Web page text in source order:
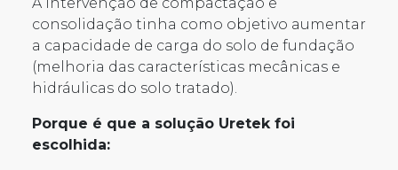
A intervenção de compactação e
consolidação tinha como objetivo aumentar
a capacidade de carga do solo de fundação
(melhoria das características mecânicas e
hidráulicas do solo tratado).
Porque é que a solução Uretek foi
escolhida: